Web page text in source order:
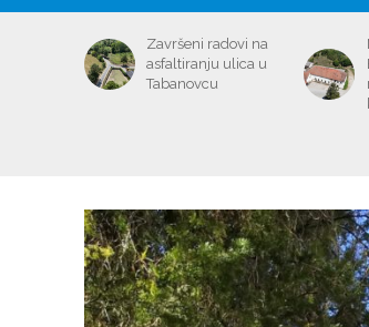
Završeni radovi na
asfaltiranju ulica u
Tabanovcu